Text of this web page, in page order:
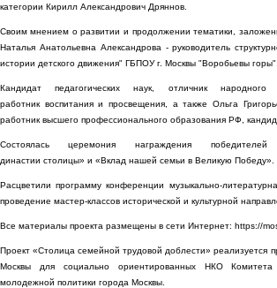
категории Кирилл Александрович Дряннов.
Своим мнением о развитии и продолжении тематики,
Наталья Анатольевна Александрова - руководитель
истории детского движения" ГБПОУ г. Москвы "Воробьевы горы".
Кандидат педагогических наук, отличник народного
работник воспитания и просвещения, а также Ольга
работник высшего профессионального образования РФ,
Состоялась церемония награждения победителей
династии столицы» и «Вклад нашей семьи в Великую Победу».
Расцветили программу конференции музыкально-
проведение мастер-классов исторической и культурной
Все материалы проекта размещены в сети Интернет: https://
Проект «Столица семейной трудовой доблести» реализуется
Москвы для социально ориентированных НКО
молодежной политики города Москвы.